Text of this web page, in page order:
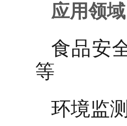
应用领域
食品安
等
环境监